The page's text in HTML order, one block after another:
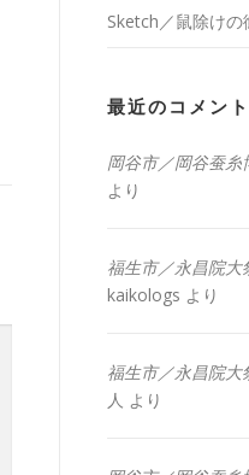
Sketch／鼠除けの
最近のコメント
岡谷市／岡谷蚕糸
より
福生市／永昌院大
kaikologs より
福生市／永昌院大
人 より